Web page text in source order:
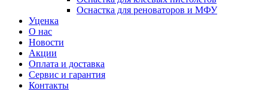
Оснастка для реноваторов и МФУ
Уценка
О нас
Новости
Акции
Оплата и доставка
Сервис и гарантия
Контакты